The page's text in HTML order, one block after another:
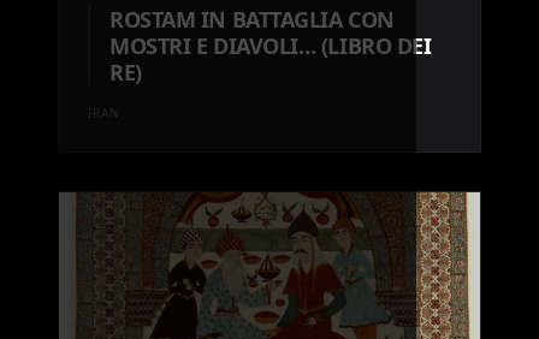
ROSTAM IN BATTAGLIA CON
MOSTRI E DIAVOLI… (LIBRO DEI
RE)
IRAN